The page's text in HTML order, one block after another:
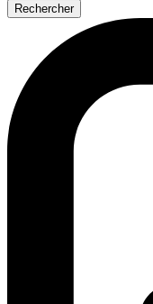
Rechercher